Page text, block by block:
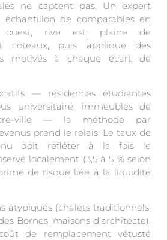
ne captent pas. Un expert
échantillon de comparables en
ouest, rive est, plaine de
coteaux, puis applique des
motivés à chaque écart de
— résidences étudiantes
universitaire, immeubles de
ville — la méthode par
prend le relais. Le taux de
doit refléter à la fois le
localement (3,5 à 5 % selon
de risque liée à la liquidité
atypiques (chalets traditionnels,
Bornes, maisons d’architecte),
de remplacement vétusté